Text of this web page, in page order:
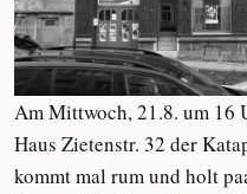
Am Mittwoch, 21.8. um 16
Haus Zietenstr. 32 der
kommt mal rum und holt